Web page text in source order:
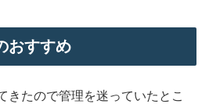
おすすめ
きたので管理を迷っていたとこ